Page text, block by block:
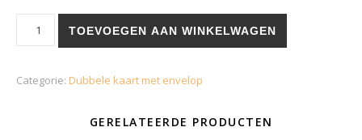
TOEVOEGEN AAN WINKELWAGEN
Categorie: Dubbele kaart met envelop
GERELATEERDE PRODUCTEN